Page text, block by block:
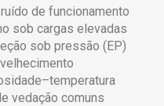
de funcionamento
sob cargas elevadas
sob pressão (EP)
vedação comuns